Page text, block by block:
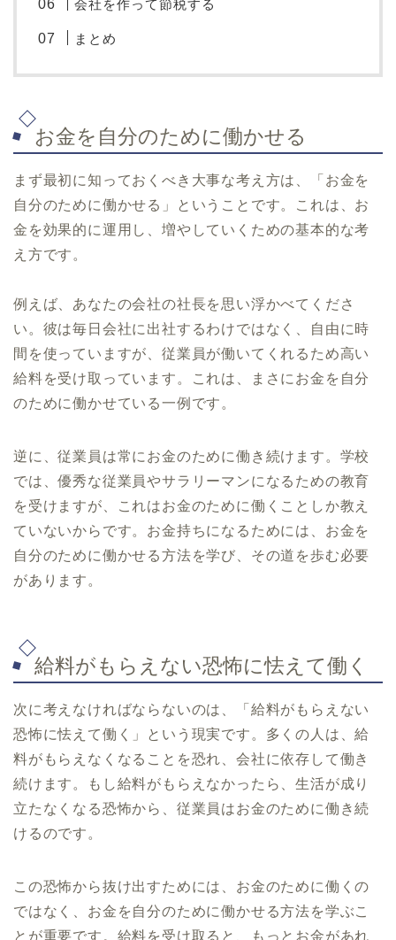
会社を作って節税する
まとめ
お金を自分のために働かせる
まず最初に知っておくべき大事な考え方は、「お金を
自分のために働かせる」ということです。これは、お
金を効果的に運用し、増やしていくための基本的な考
え方です。
例えば、あなたの会社の社長を思い浮かべてくださ
い。彼は毎日会社に出社するわけではなく、自由に時
間を使っていますが、従業員が働いてくれるため高い
給料を受け取っています。これは、まさにお金を自分
のために働かせている一例です。
逆に、従業員は常にお金のために働き続けます。学校
では、優秀な従業員やサラリーマンになるための教育
を受けますが、これはお金のために働くことしか教え
ていないからです。お金持ちになるためには、お金を
自分のために働かせる方法を学び、その道を歩む必要
があります。
給料がもらえない恐怖に怯えて働く
次に考えなければならないのは、「給料がもらえない
恐怖に怯えて働く」という現実です。多くの人は、給
料がもらえなくなることを恐れ、会社に依存して働き
続けます。もし給料がもらえなかったら、生活が成り
立たなくなる恐怖から、従業員はお金のために働き続
けるのです。
この恐怖から抜け出すためには、お金のために働くの
ではなく、お金を自分のために働かせる方法を学ぶこ
とが重要です。給料を受け取ると、もっとお金があれ